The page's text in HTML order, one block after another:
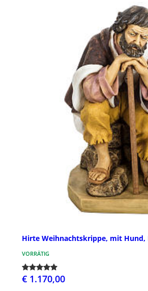
Hirte Weihnachtskrippe, mit Hund,
VORRÄTIG
€ 1.170,00